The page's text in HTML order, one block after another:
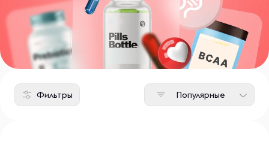
Фильтры Популярные